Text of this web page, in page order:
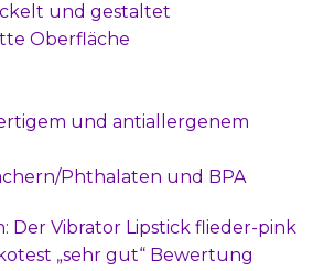
und gestaltet
Oberfläche
und antiallergenem
Phthalaten und BPA
Der Vibrator Lipstick flieder-pink
„sehr gut“ Bewertung